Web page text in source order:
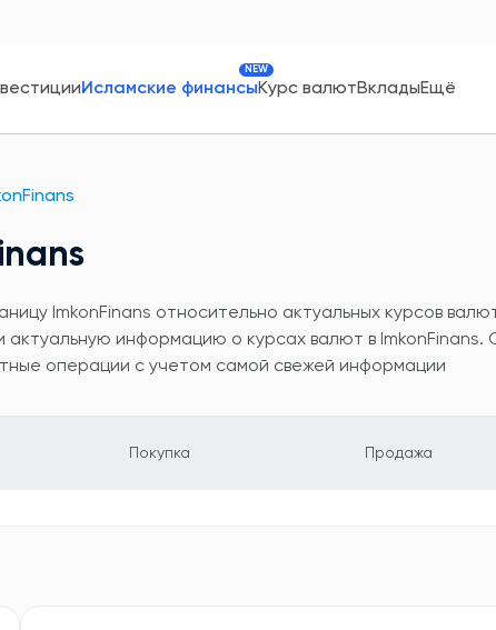
Исламские финансы
NEW
Курс валютВкладыЕщё
ImkonFinans относительно актуальных курсов
информацию о курсах валют в ImkonFinans.
операции с учетом самой свежей информации
Покупка Продажа